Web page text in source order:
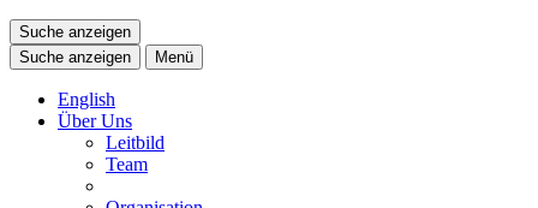
Suche anzeigen
Suche anzeigen
Menü
English
Über Uns
Leitbild
Team